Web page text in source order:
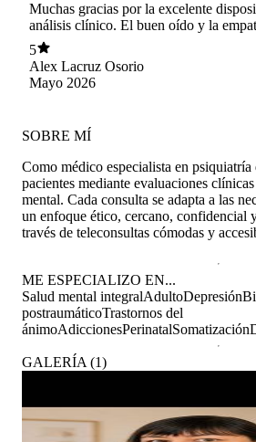
Muchas gracias por la excelente
análisis clínico. El buen oído y la
tiene, marca la diferencia.
5
Alex Lacruz Osorio
Mayo 2026
SOBRE MÍ
Como médico especialista en
pacientes mediante evaluaciones
mental. Cada consulta se adapta a las
un enfoque ético, cercano, confidencial
través de teleconsultas cómodas y
ME ESPECIALIZO EN...
Salud mental integralAdultoDepresión
postraumáticoTrastornos del
ánimoAdiccionesPerinatalSomatización
GALERÍA (1)